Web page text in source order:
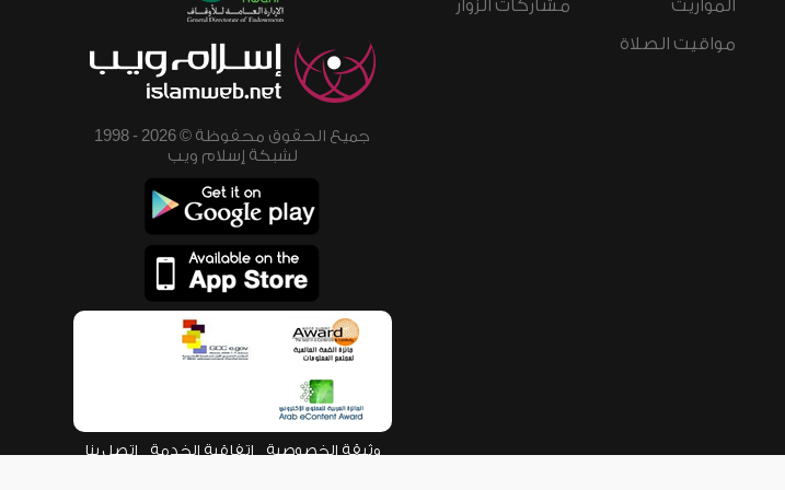
المواريث
مواقيت الصلاة
مشاركات الزوار
جميع الحقوق محفوظة © 2026 - 1998
لشبكة إسلام ويب
وثيقة الخصوصية اتفاقية الخدمة اتصل بنا